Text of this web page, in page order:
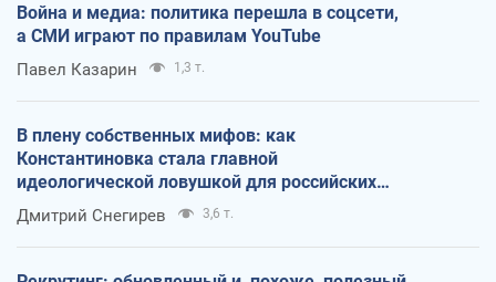
Война и медиа: политика перешла в соцсети,
а СМИ играют по правилам YouTube
Павел Казарин 1,3 т.
В плену собственных мифов: как
Константиновка стала главной
идеологической ловушкой для российских
оккупантов
Дмитрий Снегирев 3,6 т.